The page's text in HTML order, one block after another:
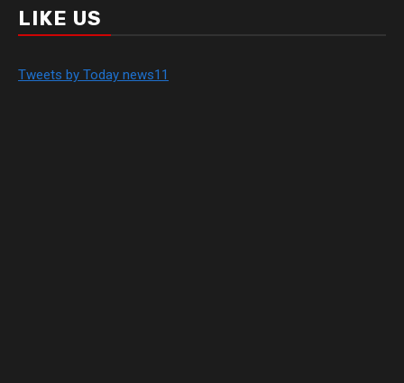
LIKE US
Tweets by Today news11